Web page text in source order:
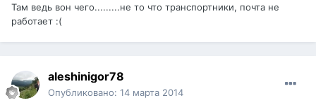
Там ведь вон чего.........не то что транспортники, почта не
работает :(
aleshinigor78
Опубликовано: 14 марта 2014